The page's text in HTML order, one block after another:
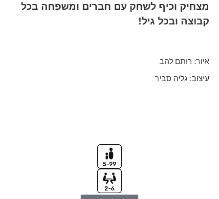
מצחיק וכיף לשחק עם חברים ומשפחה בכל
קבוצה ובכל גיל!
איור: רותם להב
עיצוב: גליה סביר